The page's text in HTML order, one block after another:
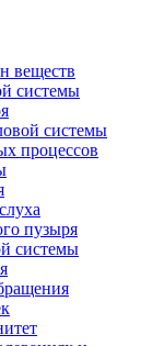
веществ
системы
системы
процессов
пузыря
системы